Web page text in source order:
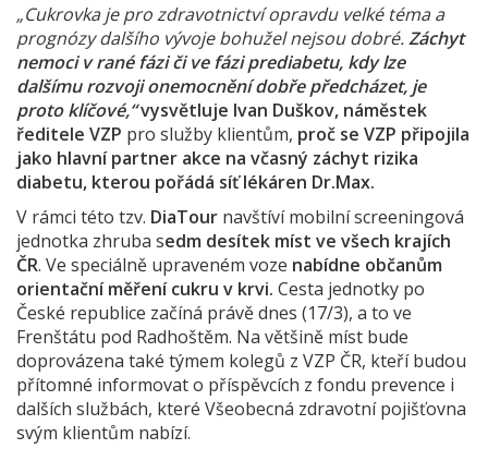
„Cukrovka je pro zdravotnictví opravdu velké téma a
prognózy dalšího vývoje bohužel nejsou dobré.Záchyt
nemoci v rané fázi či ve fázi prediabetu, kdy lze
dalšímu rozvoji onemocnění dobře předcházet, je
proto klíčové,“vysvětluje Ivan Duškov, náměstek
ředitele VZP pro služby klientům, proč se VZP připojila
jako hlavní partner akce na včasný záchyt rizika
diabetu, kterou pořádá síť lékáren Dr.Max.
V rámci této tzv. DiaTour navštíví mobilní screeningová
jednotka zhruba sedm desítek míst ve všech krajích
ČR. Ve speciálně upraveném voze nabídne občanům
orientační měření cukru v krvi. Cesta jednotky po
České republice začíná právě dnes (17/3), a to ve
Frenštátu pod Radhoštěm. Na většině míst bude
doprovázena také týmem kolegů z VZP ČR, kteří budou
přítomné informovat o příspěvcích z fondu prevence i
dalších službách, které Všeobecná zdravotní pojišťovna
svým klientům nabízí.